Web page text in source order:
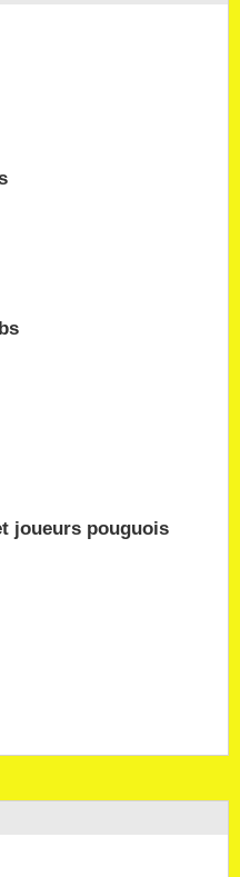
joueurs pouguois